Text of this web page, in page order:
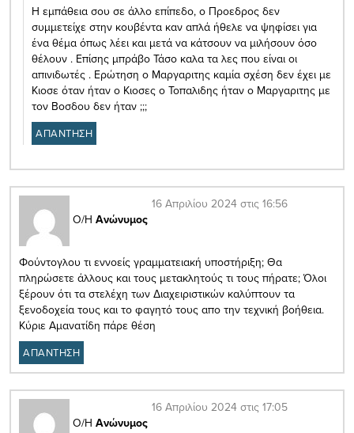
Η εμπάθεια σου σε άλλο επίπεδο, ο Προεδρος δεν
συμμετείχε στην κουβέντα καν απλά ήθελε να ψηφίσει για
ένα θέμα όπως λέει και μετά να κάτσουν να μιλήσουν όσο
θέλουν . Επίσης μπράβο Τάσο καλα τα λες που είναι οι
απινιδωτές . Ερώτηση ο Μαργαριτης καμία σχέση δεν έχει με
Κιοσε όταν ήταν ο Κιοσες ο Τοπαλιδης ήταν ο Μαργαριτης με
τον Βοσδου δεν ήταν ;;;
ΑΠΑΝΤΗΣΗ
Ο/Η Ανώνυμος
16 Απριλίου 2024 στις 16:56
Φούντογλου τι εννοείς γραμματειακή υποστήριξη; Θα
πληρώσετε άλλους και τους μετακλητούς τι τους πήρατε; Όλοι
ξέρουν ότι τα στελέχη των Διαχειριστικών καλύπτουν τα
ξενοδοχεία τους και το φαγητό τους απο την τεχνική βοήθεια.
Κύριε Αμανατίδη πάρε θέση
ΑΠΑΝΤΗΣΗ
Ο/Η Ανώνυμος
16 Απριλίου 2024 στις 17:05